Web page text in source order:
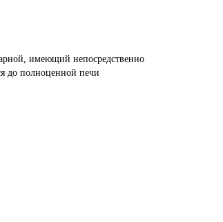
имеющий непосредственно
до полноценной печи